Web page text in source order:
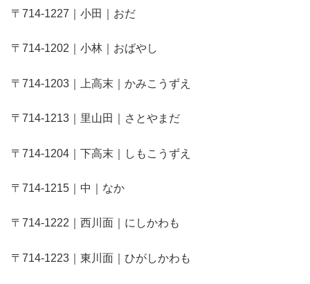
〒714-1227｜小田｜おだ
〒714-1202｜小林｜おばやし
〒714-1203｜上高末｜かみこうずえ
〒714-1213｜里山田｜さとやまだ
〒714-1204｜下高末｜しもこうずえ
〒714-1215｜中｜なか
〒714-1222｜西川面｜にしかわも
〒714-1223｜東川面｜ひがしかわも